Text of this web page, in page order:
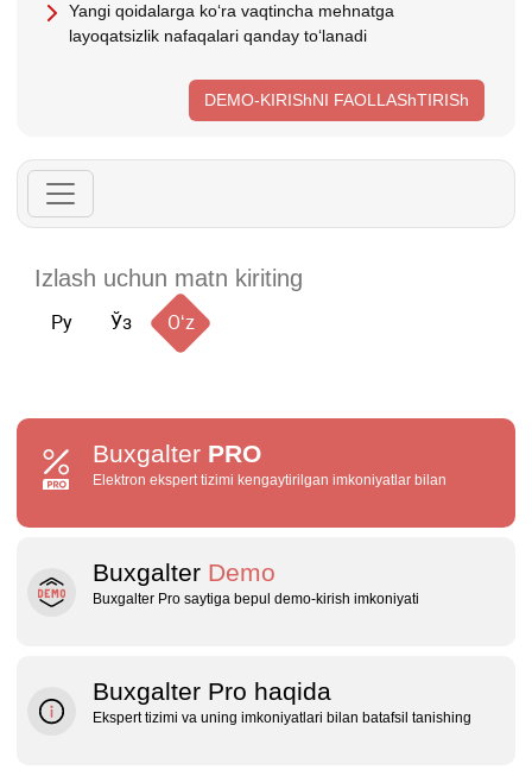
Yangi qoidalarga koʻra vaqtincha mehnatga
layoqatsizlik nafaqalari qanday toʻlanadi
DEMO-KIRIShNI FAOLLAShTIRISh
Ру Ўз Oʻz
Buxgalter PRO
Elektron ekspert tizimi kengaytirilgan imkoniyatlar bilan
Buxgalter Demo
Buxgalter Pro saytiga bepul demo‑kirish imkoniyati
Buxgalter Pro haqida
Ekspert tizimi va uning imkoniyatlari bilan batafsil tanishing